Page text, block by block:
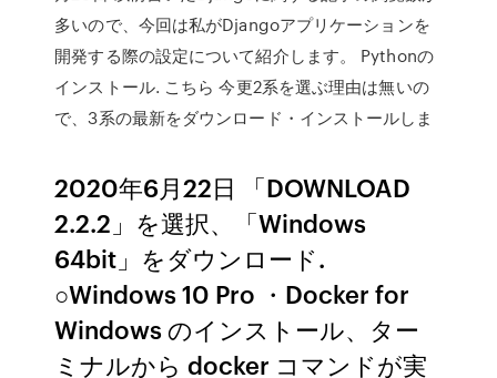
多いので、今回は私がDjangoアプリケーションを
開発する際の設定について紹介します。 Pythonの
インストール. こちら 今更2系を選ぶ理由は無いの
で、3系の最新をダウンロード・インストールしま
2020年6月22日 「DOWNLOAD
2.2.2」を選択、「Windows
64bit」をダウンロード.
○Windows 10 Pro ・Docker for
Windows のインストール、ター
ミナルから docker コマンドが実